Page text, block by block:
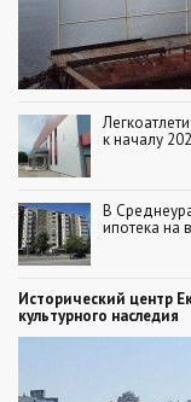
к началу
В
ипотека на
Исторический центр
культурного наследия